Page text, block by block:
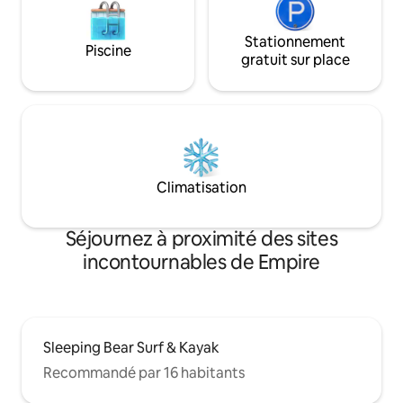
Piscine
Stationnement
gratuit sur place
Climatisation
Séjournez à proximité des sites
incontournables de Empire
Sleeping Bear Surf & Kayak
Recommandé par 16 habitants